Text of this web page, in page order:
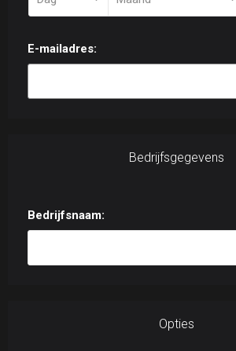
E-mailadres:
Bedrijfsgegevens
Bedrijfsnaam:
Opties